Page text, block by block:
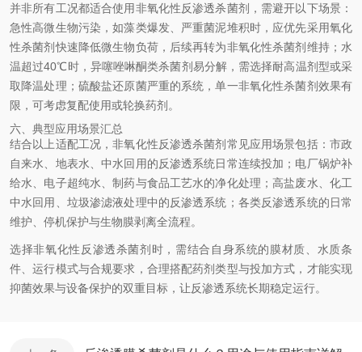
并非所有工况都适合使用非氧化性反渗透杀菌剂，需避开以下场景：
急性高微生物污染，如藻类爆发、严重菌泥堆积时，应优先采用氧化
性杀菌剂快速降低微生物负荷，后续再转为非氧化性杀菌剂维持；水
温超过40℃时，异噻唑啉酮类杀菌剂易分解，需选择耐高温剂型或采
取降温处理；硫酸盐还原菌严重的系统，单一非氧化性杀菌剂效果有
限，可考虑复配使用或轮换药剂。
六、典型应用场景汇总
结合以上适配工况，非氧化性反渗透杀菌剂常见应用场景包括：市政
自来水、地表水、中水回用的反渗透系统日常连续投加；电厂锅炉补
给水、电子超纯水、制药与食品工艺水的净化处理；高盐废水、化工
中水回用、垃圾渗滤液处理中的反渗透系统；各类反渗透系统的日常
维护、停机保护与生物膜剥离全流程。
选择非氧化性反渗透杀菌剂时，需结合自身系统的膜材质、水质条
件、运行模式与合规要求，合理搭配药剂类型与投加方式，才能实现
抑菌效果与设备保护的双重目标，让反渗透系统长期稳定运行。